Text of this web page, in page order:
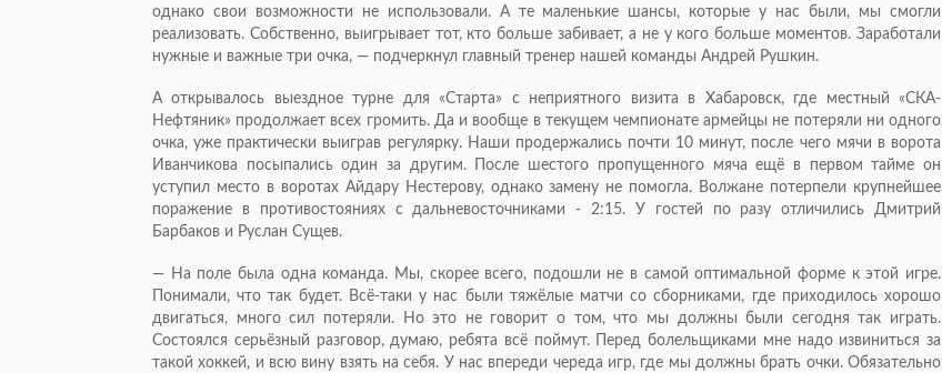
однако свои возможности не использовали. А те маленькие шансы, которые у нас были, мы смогли
реализовать. Собственно, выигрывает тот, кто больше забивает, а не у кого больше моментов. Заработали
нужные и важные три очка, — подчеркнул главный тренер нашей команды Андрей Рушкин.
А открывалось выездное турне для «Старта» с неприятного визита в Хабаровск, где местный «СКА-
Нефтяник» продолжает всех громить. Да и вообще в текущем чемпионате армейцы не потеряли ни одного
очка, уже практически выиграв регулярку. Наши продержались почти 10 минут, после чего мячи в ворота
Иванчикова посыпались один за другим. После шестого пропущенного мяча ещё в первом тайме он
уступил место в воротах Айдару Нестерову, однако замену не помогла. Волжане потерпели крупнейшее
поражение в противостояниях с дальневосточниками - 2:15. У гостей по разу отличились Дмитрий
Барбаков и Руслан Сущев.
— На поле была одна команда. Мы, скорее всего, подошли не в самой оптимальной форме к этой игре.
Понимали, что так будет. Всё-таки у нас были тяжёлые матчи со сборниками, где приходилось хорошо
двигаться, много сил потеряли. Но это не говорит о том, что мы должны были сегодня так играть.
Состоялся серьёзный разговор, думаю, ребята всё поймут. Перед болельщиками мне надо извиниться за
такой хоккей, и всю вину взять на себя. У нас впереди череда игр, где мы должны брать очки. Обязательно